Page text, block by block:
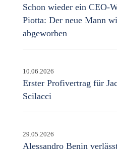
Schon wieder ein CEO-
Piotta: Der neue Mann
abgeworben
10.06.2026
Erster Profivertrag für
Scilacci
29.05.2026
Alessandro Benin